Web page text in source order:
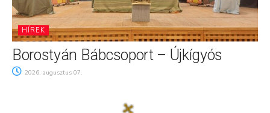
HÍREK
Borostyán Bábcsoport – Újkígyós
2026. augusztus 07.